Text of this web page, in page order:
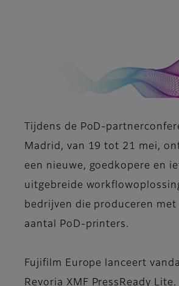
Tijdens de PoD-
Madrid, van 19 tot 21 mei,
een nieuwe, goedkopere en
uitgebreide
bedrijven die produceren met
aantal PoD-printers.
Fujifilm Europe lanceert
Revoria XMF PressReady